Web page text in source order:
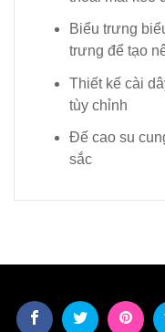
Biểu trưng
trưng để tạo
Thiết kế cài
tùy chỉnh
Đế cao su
sắc